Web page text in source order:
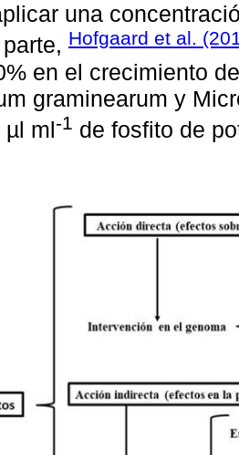
una
Hofgaard et al.
en el crecimiento
graminearum y
µl ml-1 de fosfito de